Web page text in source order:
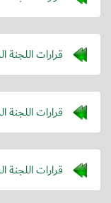
قرارات اللجنة
قرارات اللجنة
قرارات اللجنة